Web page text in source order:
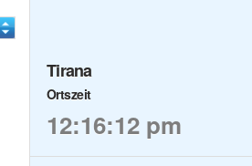
Tirana
Ortszeit
12:16:12 pm